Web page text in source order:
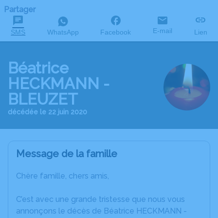
Partager
SMS WhatsApp Facebook E-mail Lien
Béatrice
HECKMANN -
BLEUZET
décédée le 22 juin 2020
Message de la famille
Chère famille, chers amis,
C’est avec une grande tristesse que nous vous
annonçons le décès de Béatrice HECKMANN -